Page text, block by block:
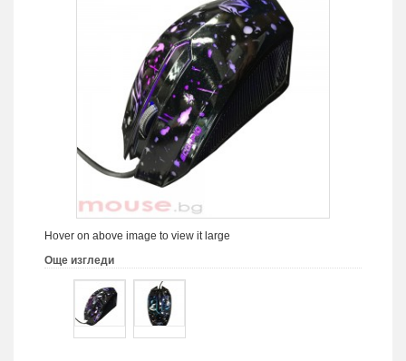
Hover on above image to view it large
Още изгледи